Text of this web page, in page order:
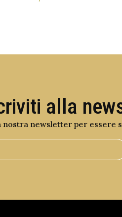
alla
nostra newsletter per essere